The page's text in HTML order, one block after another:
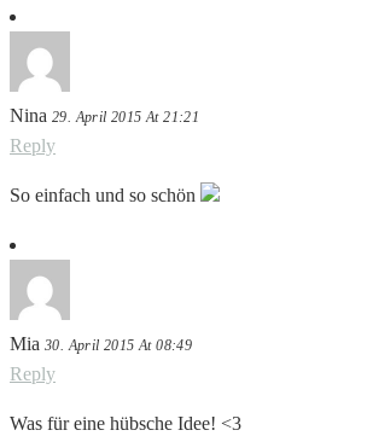
Nina 29. April 2015 At 21:21
Reply
So einfach und so schön
Mia 30. April 2015 At 08:49
Reply
Was für eine hübsche Idee! <3